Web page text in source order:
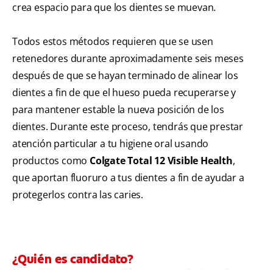
crea espacio para que los dientes se muevan.
Todos estos métodos requieren que se usen
retenedores durante aproximadamente seis meses
después de que se hayan terminado de alinear los
dientes a fin de que el hueso pueda recuperarse y
para mantener estable la nueva posición de los
dientes. Durante este proceso, tendrás que prestar
atención particular a tu higiene oral usando
productos como Colgate Total 12 Visible Health,
que aportan fluoruro a tus dientes a fin de ayudar a
protegerlos contra las caries.
¿Quién es candidato?